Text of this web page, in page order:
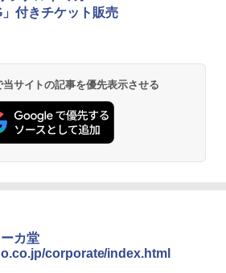
付きチケット販売
サイトの記事を優先表示させる
カ堂
corporate/index.html